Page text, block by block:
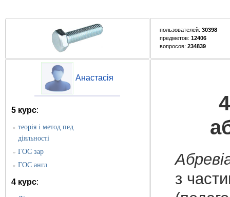
пользователей: 30398
предметов: 12406
вопросов: 234839
Анастасія
5 курс:
» теорія і метод пед
діяльності
» ГОС зар
» ГОС англ
4 курс:
з